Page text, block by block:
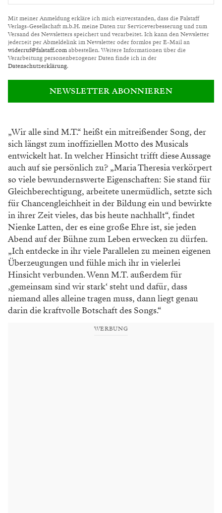
Mit meiner Anmeldung erkläre ich mich einverstanden, dass die Falstaff
Verlags-Gesellschaft m.b.H. meine Daten zur Serviceverbesserung und zum
Versand des Newsletters speichert und verarbeitet. Ich kann den Newsletter
jederzeit per Abmeldelink im Newsletter oder formlos per E-Mail an
widerruf@falstaff.comabbestellen. Weitere Informationen über die
Verarbeitung personenbezogener Daten finde ich in der
Datenschutzerklärung.
NEWSLETTER ABONNIEREN
„Wir alle sind M.T.“ heißt ein mitreißender Song, der
sich längst zum inoffiziellen Motto des Musicals
entwickelt hat. In welcher Hinsicht trifft diese Aussage
auch auf sie persönlich zu? „Maria Theresia verkörpert
so vielebewundernswerte Eigenschaften: Sie standfür
Gleichberechtigung, arbeitete unermüdlich, setzte sich
für Chancengleichheit in der Bildung ein und bewirkte
in ihrer Zeit vieles, dasbis heute nachhallt“, findet
Nienke Latten, deres eine große Ehre ist, sie jeden
Abend auf derBühne zum Leben erwecken zu dürfen.
„Ich entdecke in ihr viele Parallelen zu meinen eigenen
Überzeugungen und fühle mich ihr in vielerlei
Hinsicht verbunden. Wenn M.T. außerdem für
,gemeinsam sind wir stark‘ steht und dafür, dass
niemand alles alleine tragen muss, dann liegtgenau
darin die kraftvolle Botschaft des Songs.“
WERBUNG